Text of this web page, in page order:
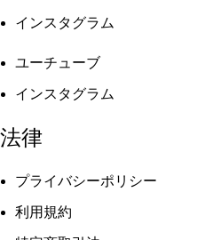
インスタグラム
ユーチューブ
インスタグラム
法律
プライバシーポリシー
利用規約